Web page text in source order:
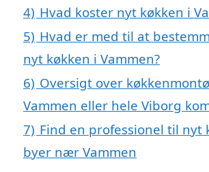
4) Hvad koster nyt køkken i
5) Hvad er med til at
nyt køkken i Vammen?
6) Oversigt over
Vammen eller hele Viborg
7) Find en professionel til nyt
byer nær Vammen